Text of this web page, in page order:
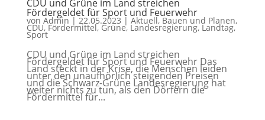
CDU und Grüne im Land streichen
Fördergeldet für Sport und Feuerwehr
von Admin | 22.05.2023 | Aktuell, Bauen und Planen,
CDU,Fördermittel,Grüne, Landesregierung,Landtag,
Sport
CDU und Grüne im Land streichen
Fördergeldet für Sport und Feuerwehr Das
Land steckt in der Krise, die Menschen leiden
unter den unaufhörlich steigenden Preisen
und die Schwarz-Grüne Landesregierung hat
weiter nichts zu tun, als den Dörfern die
Fördermittel für...